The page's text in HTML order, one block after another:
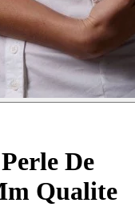
De
Qualite